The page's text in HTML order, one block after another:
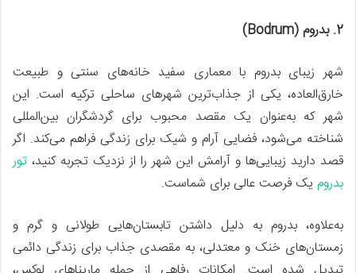
2. بدروم (Bodrum)
شهر زیبای بدروم با معماری سفید خانه‌های سنتی و طبیعت
خارق‌العاده، یکی از جذاب‌ترین شهرهای ساحلی ترکیه است. این
شهر که به‌عنوان یک مقصد محبوب برای گردشگران بین‌المللی
شناخته می‌شود، فضایی آرام و شیک برای زندگی فراهم می‌کند. اگر
قصد دارید زیبایی‌ها و آرامش این شهر را از نزدیک تجربه کنید، تور
بدروم یک فرصت عالی برای شماست.
به‌علاوه، بدروم به دلیل داشتن تابستان‌هایی طولانی و گرم و
زمستان‌های خنک و معتدلی، به مقصدی جذاب برای زندگی دائمی